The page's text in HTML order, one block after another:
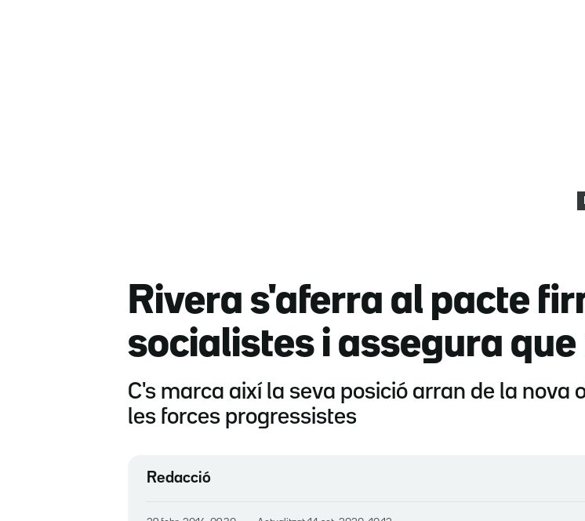
Rivera s'aferra al pacte
socialistes i assegura
C's marca així la seva posició arran de la nova
les forces progressistes
Redacció